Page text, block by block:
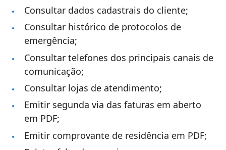
Consultar dados cadastrais do cliente;
Consultar histórico de protocolos de
emergência;
Consultar telefones dos principais canais de
comunicação;
Consultar lojas de atendimento;
Emitir segunda via das faturas em aberto
em PDF;
Emitir comprovante de residência em PDF;